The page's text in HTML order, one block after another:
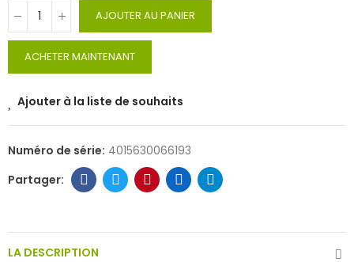
AJOUTER AU PANIER
ACHETER MAINTENANT
Ajouter à la liste de souhaits
Numéro de série: 4015630066193
LA DESCRIPTION